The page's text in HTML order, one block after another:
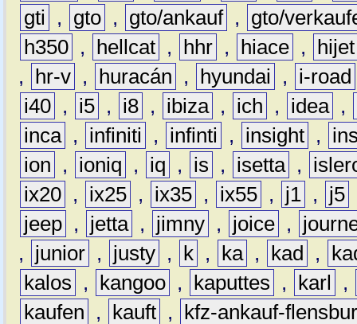
gti
, gto , gto/ankauf ,
gto/
h350 , hellcat , hhr , hiace ,
hijet
,
hr-v , huracán , hyundai ,
i-road
i40 , i5 , i8 , ibiza , ich , idea ,
inca , infiniti , infinti , insight ,
ion
, ioniq , iq , is , isetta ,
ix20 , ix25 , ix35 , ix55 , j1 , j5
jeep , jetta , jimny , joice ,
,
junior , justy , k , ka , kad ,
kalos
, kangoo , kaputtes , karl
,
kaufen
, kauft ,
kfz-ankauf-